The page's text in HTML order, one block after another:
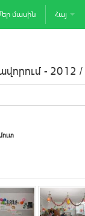
մասին Հայ
- 2012 /